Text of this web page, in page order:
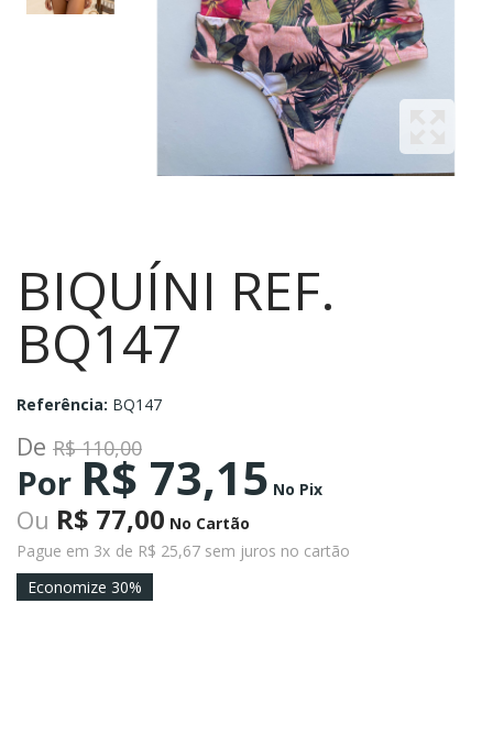
BIQUÍNI REF.
BQ147
Referência: BQ147
De R$ 110,00
Por R$ 73,15 No Pix
Ou R$ 77,00 No Cartão
Pague em 3x de R$ 25,67 sem juros no cartão
Economize 30%